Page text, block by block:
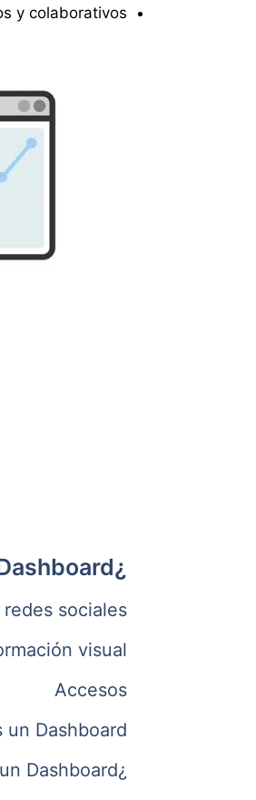
y colaborativos.
¿Qué es un Dashboard?
redes sociales
visual
Accesos
Dashboard?
¿Qué ofrece un Dashboard?